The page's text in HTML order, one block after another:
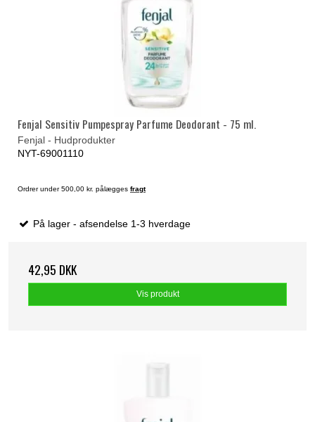
Fenjal Sensitiv Pumpespray Parfume Deodorant - 75 ml.
Fenjal - Hudprodukter
NYT-69001110
Ordrer under 500,00 kr. pålægges fragt
På lager - afsendelse 1-3 hverdage
42,95 DKK
Vis produkt